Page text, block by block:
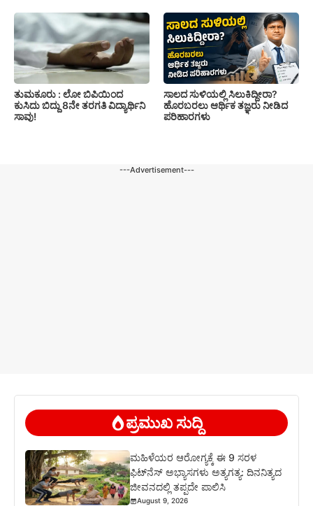
ತುಮಕೂರು : ಲೋ ಬಿಪಿಯಿಂದ
ಕುಸಿದು ಬಿದ್ದು 8ನೇ ತರಗತಿ ವಿದ್ಯಾರ್ಥಿನಿ
ಸಾವು!
ಸಾಲದ ಸುಳಿಯಲ್ಲಿ ಸಿಲುಕಿದ್ದೀರಾ?
ಹೊರಬರಲು ಆರ್ಥಿಕ ತಜ್ಞರು ನೀಡಿದ
ಪರಿಹಾರಗಳು
---Advertisement---
ಪ್ರಮುಖ ಸುದ್ದಿ
ಮಹಿಳೆಯರ ಆರೋಗ್ಯಕ್ಕೆ ಈ 9 ಸರಳ
ಫಿಟ್‌ನೆಸ್‌ ಅಭ್ಯಾಸಗಳು ಅತ್ಯಗತ್ಯ: ದಿನನಿತ್ಯದ
ಜೀವನದಲ್ಲಿ ತಪ್ಪದೇ ಪಾಲಿಸಿ
August 9, 2026